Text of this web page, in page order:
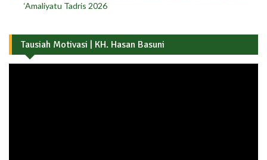
‘Amaliyatu Tadris 2026
Tausiah Motivasi | KH. Hasan Basuni